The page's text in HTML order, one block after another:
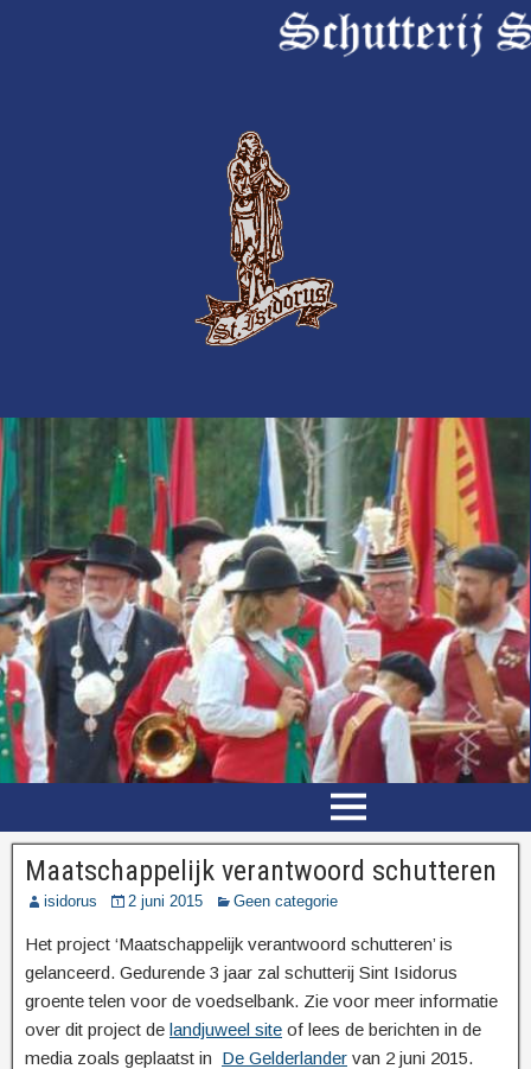
Maatschappelijk verantwoord schutteren
isidorus 2 juni 2015 Geen categorie
Het project ‘Maatschappelijk verantwoord schutteren’ is
gelanceerd. Gedurende 3 jaar zal schutterij Sint Isidorus
groente telen voor de voedselbank. Zie voor meer informatie
over dit project de landjuweel site of lees de berichten in de
media zoals geplaatst in De Gelderlander van 2 juni 2015.